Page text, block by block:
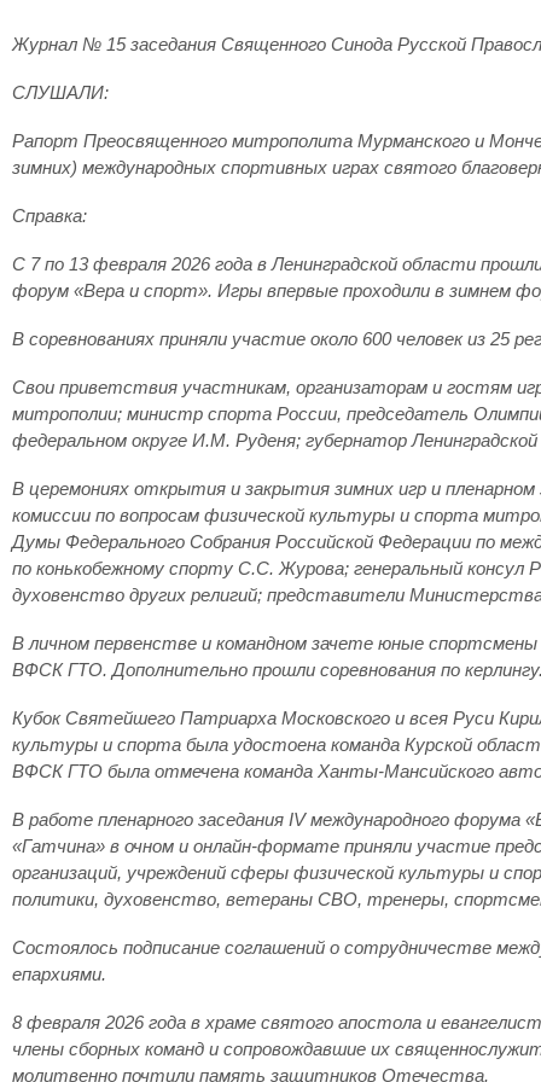
Журнал № 15 заседания Священного Синода Русской
СЛУШАЛИ:
Рапорт Преосвященного митрополита Мурманского и
зимних) международных спортивных играх святого
Справка:
С 7 по 13 февраля 2026 года в Ленинградской области
форум «Вера и спорт». Игры впервые проходили в зимнем
В соревнованиях приняли участие около 600 человек из 25
Свои приветствия участникам, организаторам и гостям
митрополии; министр спорта России, председатель
федеральном округе И.М. Руденя; губернатор
В церемониях открытия и закрытия зимних игр и
комиссии по вопросам физической культуры и спорта
Думы Федерального Собрания Российской Федерации по
по конькобежному спорту С.С. Журова; генеральный
духовенство других религий; представители
В личном первенстве и командном зачете юные
ВФСК ГТО. Дополнительно прошли соревнования по
Кубок Святейшего Патриарха Московского и всея Руси
культуры и спорта была удостоена команда Курской
ВФСК ГТО была отмечена команда Ханты-Мансийского
В работе пленарного заседания IV международного форума
«Гатчина» в очном и онлайн-формате приняли участие
организаций, учреждений сферы физической культуры и
политики, духовенство, ветераны СВО, тренеры,
Состоялось подписание соглашений о сотрудничестве
епархиями.
8 февраля 2026 года в храме святого апостола и
члены сборных команд и сопровождавшие их
молитвенно почтили память защитников Отечества.